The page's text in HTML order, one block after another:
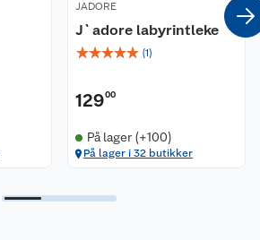
JADORE
J`adore labyrintleke
☆☆☆☆☆ (1)
12900
På lager (+100)
På lager i 32 butikker